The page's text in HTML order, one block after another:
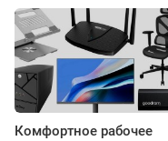
Комфортное рабочее